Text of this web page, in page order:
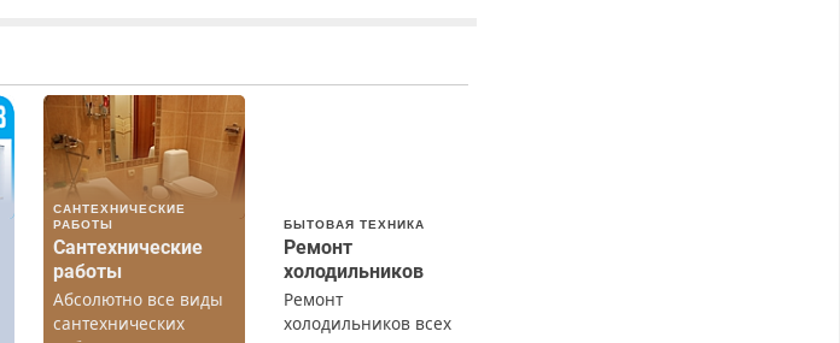
САНТЕХНИЧЕСКИЕ
РАБОТЫ
Сантехнические
работы
Абсолютно все виды
сантехнических
БЫТОВАЯ ТЕХНИКА
Ремонт
холодильников
Ремонт
холодильников всех